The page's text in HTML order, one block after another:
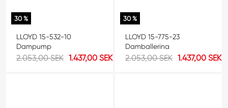
30 %
LLOYD 15-532-10
Dampump
2.053,00 SEK 1.437,00 SEK
30 %
LLOYD 15-775-23
Damballerina
2.053,00 SEK 1.437,00 SEK